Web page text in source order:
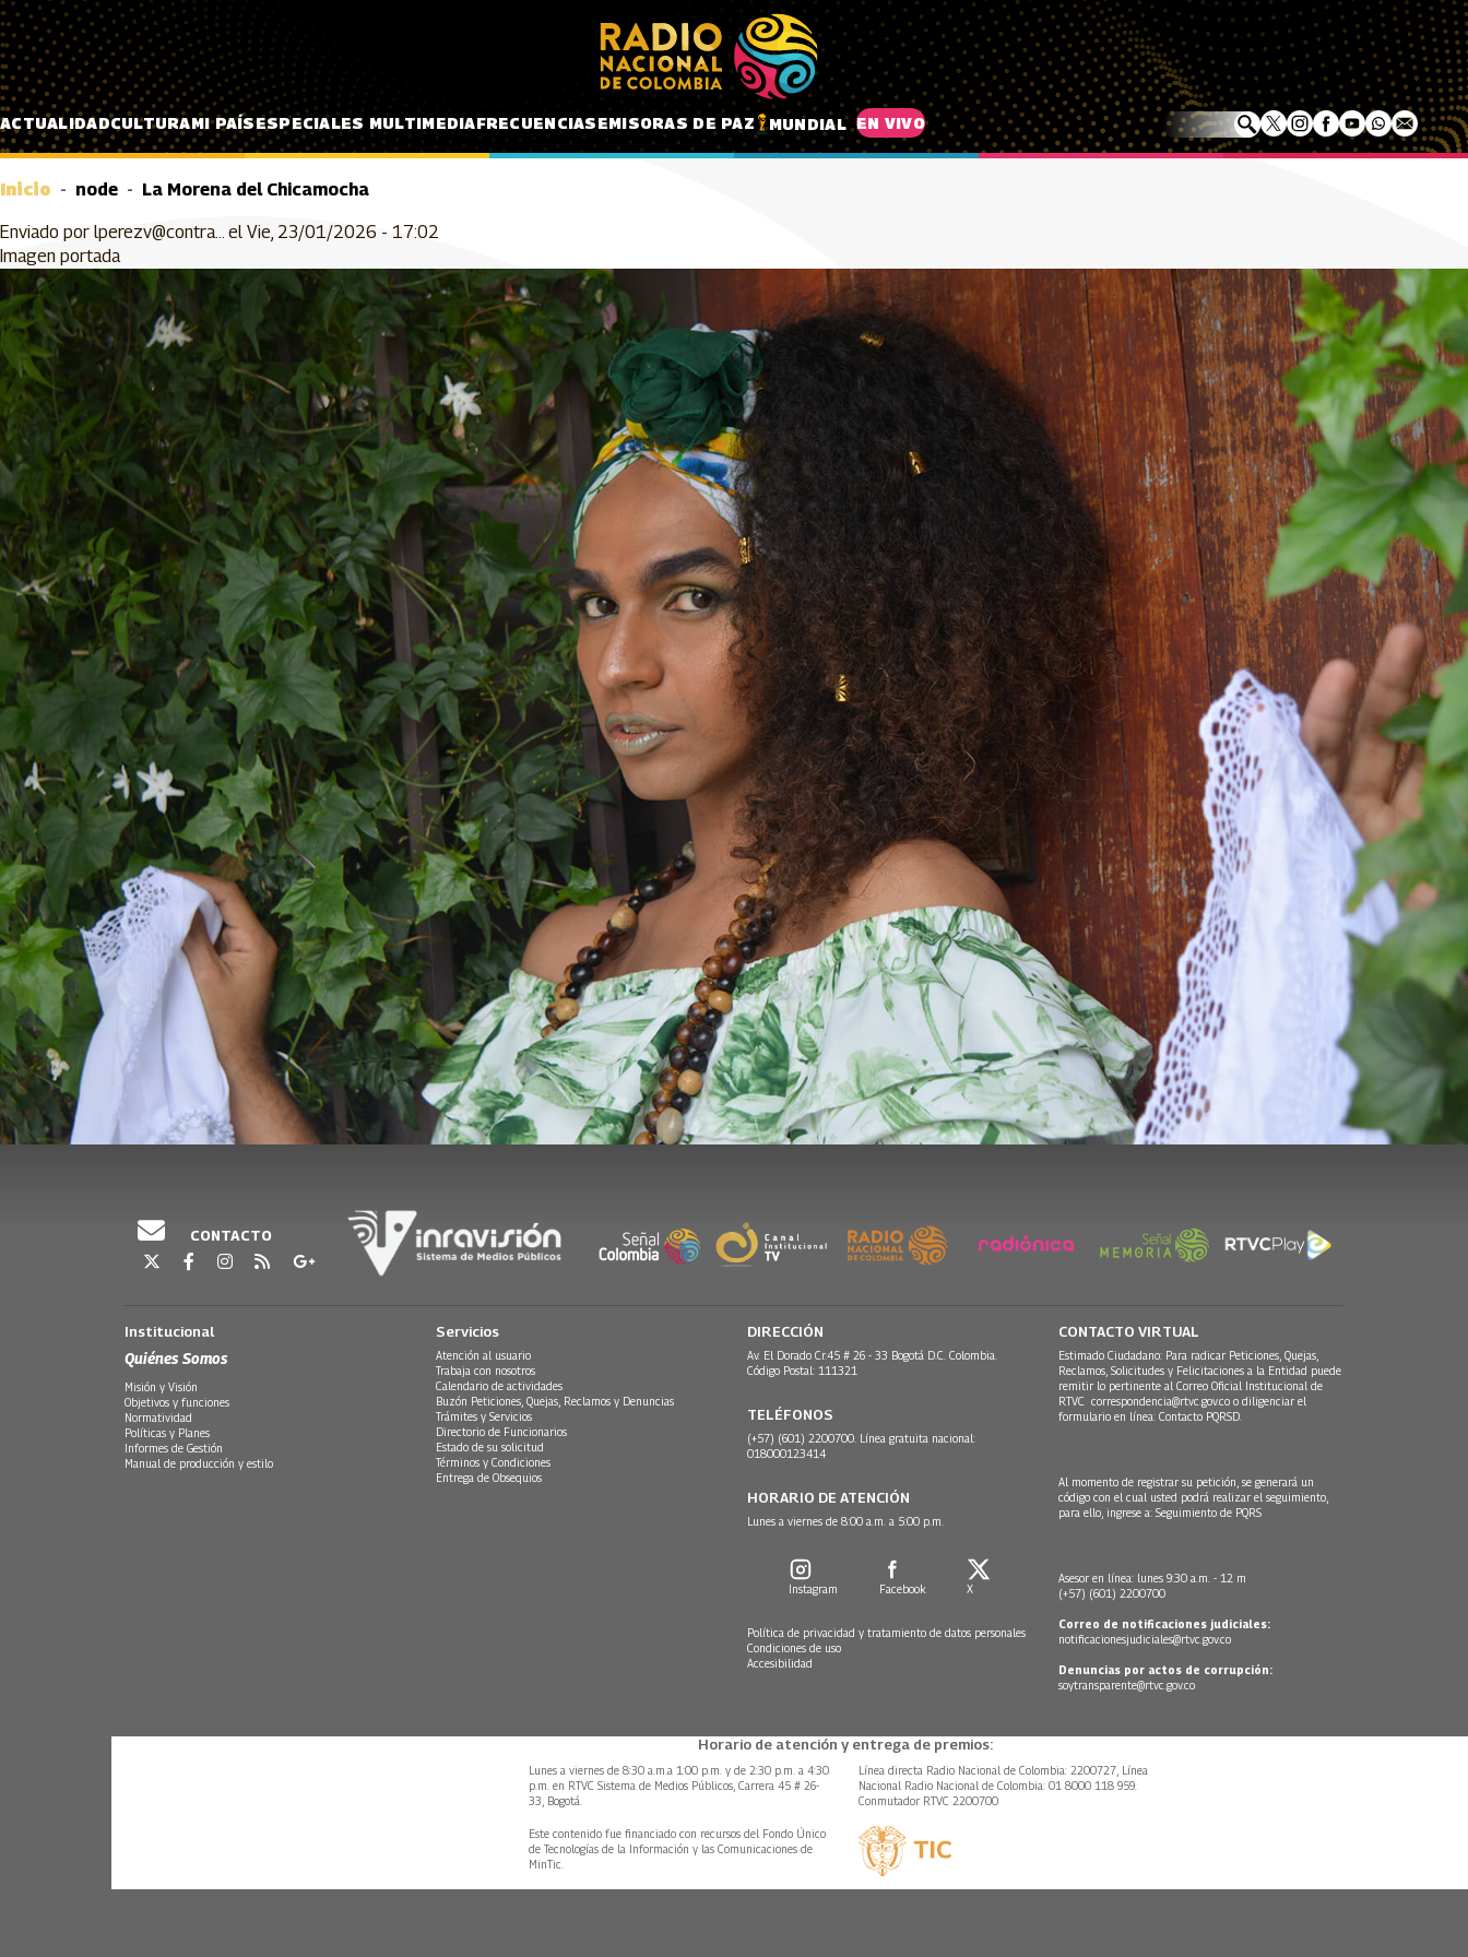
Pasar al contenido principal
ACTUALIDADCULTURAMI PAÍSESPECIALES MULTIMEDIAFRECUENCIASEMISORAS DE PAZ MUNDIAL EN VIVO
Inicio node La Morena del Chicamocha
Enviado por lperezv@contra… el Vie, 23/01/2026 - 17:02
Imagen portada
CONTACTO
Institucional
Quiénes Somos
Misión y Visión
Objetivos y funciones
Normatividad
Políticas y Planes
Informes de Gestión
Manual de producción y estilo
Servicios
Atención al usuario
Trabaja con nosotros
Calendario de actividades
Buzón Peticiones, Quejas, Reclamos y Denuncias
Trámites y Servicios
Directorio de Funcionarios
Estado de su solicitud
Términos y Condiciones
Entrega de Obsequios
DIRECCIÓN
Av. El Dorado Cr.45 # 26 - 33 Bogotá D.C. Colombia.
Código Postal: 111321
TELÉFONOS
(+57) (601) 2200700. Línea gratuita nacional:
018000123414
HORARIO DE ATENCIÓN
Lunes a viernes de 8:00 a.m. a 5:00 p.m.
Instagram Facebook X
Política de privacidad y tratamiento de datos personales
Condiciones de uso
Accesibilidad
CONTACTO VIRTUAL
Estimado Ciudadano: Para radicar Peticiones, Quejas,
Reclamos, Solicitudes y Felicitaciones a la Entidad puede
remitir lo pertinente al Correo Oficial Institucional de
RTVC correspondencia@rtvc.gov.co o diligenciar el
formulario en línea: Contacto PQRSD.
Al momento de registrar su petición, se generará un
código con el cual usted podrá realizar el seguimiento,
para ello, ingrese a: Seguimiento de PQRS
Asesor en línea: lunes 9:30 a.m. - 12 m
(+57) (601) 2200700
Correo de notificaciones judiciales:
notificacionesjudiciales@rtvc.gov.co
Denuncias por actos de corrupción:
soytransparente@rtvc.gov.co
Horario de atención y entrega de premios:
Lunes a viernes de 8:30 a.m.a 1:00 p.m. y de 2:30 p.m. a 4:30
p.m. en RTVC Sistema de Medios Públicos, Carrera 45 # 26-
33, Bogotá.
Línea directa Radio Nacional de Colombia: 2200727, Línea
Nacional Radio Nacional de Colombia: 01 8000 118 959.
Conmutador RTVC 2200700
Este contenido fue financiado con recursos del Fondo Único
de Tecnologías de la Información y las Comunicaciones de
MinTic.